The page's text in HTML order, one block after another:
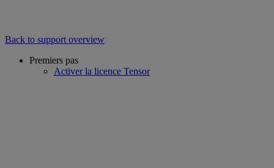
Back to support overview
Premiers pas
Activer la licence Tensor